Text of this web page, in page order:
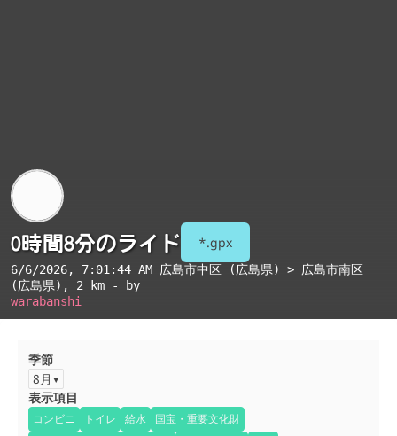
0時間8分のライド *.gpx
6/6/2026, 7:01:44 AM 広島市中区 (広島県) > 広島市南区
(広島県) , 2 km - by
warabanshi
季節
8月
表示項目
コンビニ トイレ 給水 国宝・重要文化財